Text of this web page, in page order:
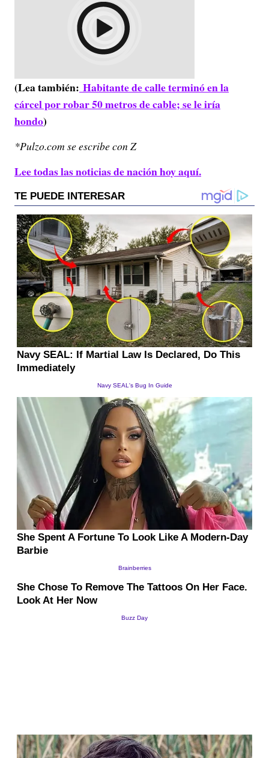
(Lea también: Habitante de calle terminó en la
cárcel por robar 50 metros de cable; se le iría
hondo)
*Pulzo.com se escribe con Z
Lee todas las noticias de nación hoy aquí.